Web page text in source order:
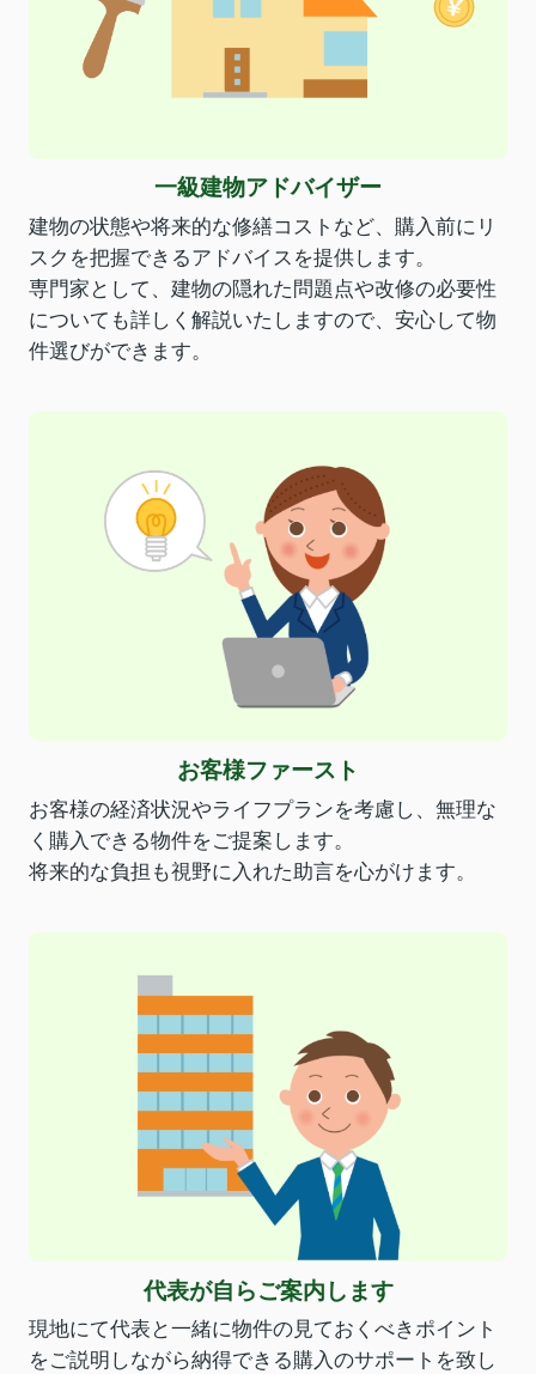
一級建物アドバイザー
建物の状態や将来的な修繕コストなど、購入前にリ
スクを把握できるアドバイスを提供します。
専門家として、建物の隠れた問題点や改修の必要性
についても詳しく解説いたしますので、安心して物
件選びができます。
お客様ファースト
お客様の経済状況やライフプランを考慮し、無理な
く購入できる物件をご提案します。
将来的な負担も視野に入れた助言を心がけます。
代表が自らご案内します
現地にて代表と一緒に物件の見ておくべきポイント
をご説明しながら納得できる購入のサポートを致し